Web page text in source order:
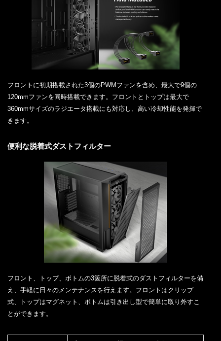
フロントに初期搭載された3個のPWMファンを含め、最大で9個の
120mmファンを同時搭載できます。フロントとトップは最大で
360mmサイズのラジエータ搭載にも対応し、高い冷却性能を発揮で
きます。
便利な脱着式ダストフィルター
フロント、トップ、ボトムの3箇所に脱着式のダストフィルターを備
え、手軽に日々のメンテナンスを行えます。フロントはクリップ
式、トップはマグネット、ボトムは引き出し型で簡単に取り外すこ
とができます。